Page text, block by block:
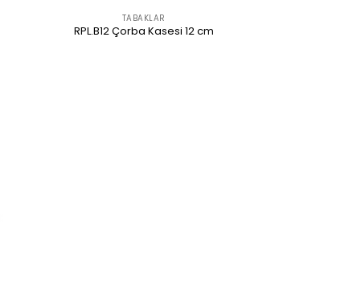
TABAKLAR
RPL.B12 Çorba Kasesi 12 cm